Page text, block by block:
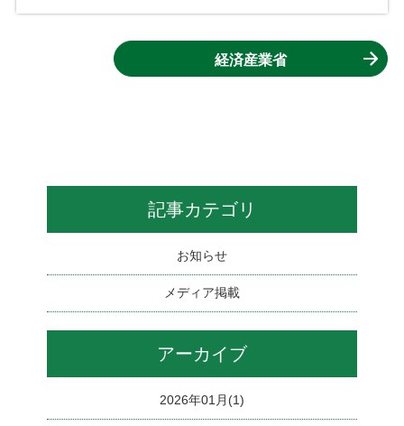
経済産業省
記事カテゴリ
お知らせ
メディア掲載
アーカイブ
2026年01月(1)